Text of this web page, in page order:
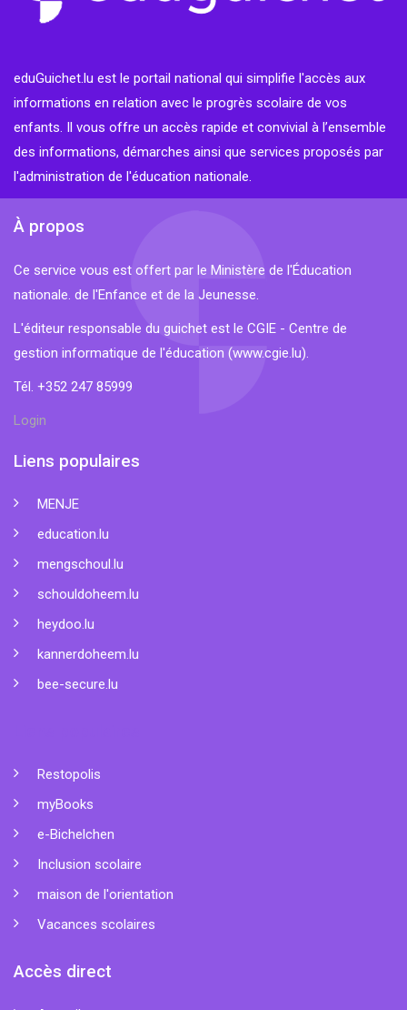
eduGuichet.lu est le portail national qui simplifie l'accès aux
informations en relation avec le progrès scolaire de vos
enfants. Il vous offre un accès rapide et convivial à l’ensemble
des informations, démarches ainsi que services proposés par
l'administration de l'éducation nationale.
À propos
Ce service vous est offert par le Ministère de l'Éducation
nationale. de l'Enfance et de la Jeunesse.
L'éditeur responsable du guichet est le CGIE - Centre de
gestion informatique de l'éducation (www.cgie.lu).
Tél. +352 247 85999
Login
Liens populaires
MENJE
education.lu
mengschoul.lu
schouldoheem.lu
heydoo.lu
kannerdoheem.lu
bee-secure.lu
Restopolis
myBooks
e-Bichelchen
Inclusion scolaire
maison de l'orientation
Vacances scolaires
Accès direct